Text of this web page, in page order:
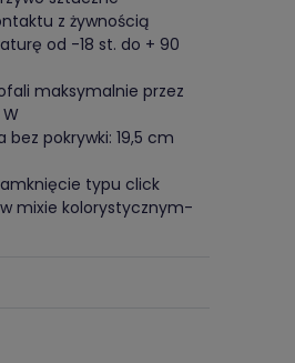
z żywnością
od -18 st. do + 90
maksymalnie przez
pokrywki: 19,5 cm
typu click
mixie kolorystycznym-